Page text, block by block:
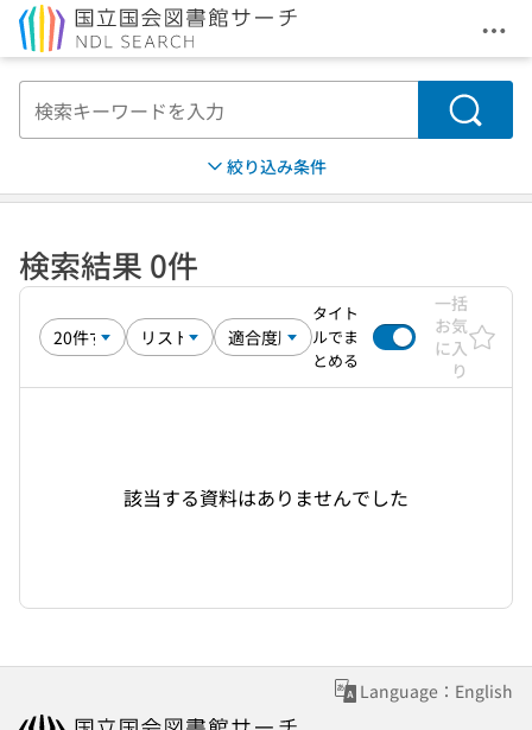
メ
検索
絞り込み条件
検索結果 0件
タイト
ルでま
とめる
一括
お気
に入
り
該当する資料はありませんでした
Language：English